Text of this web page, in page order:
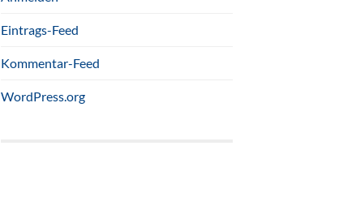
Eintrags-Feed
Kommentar-Feed
WordPress.org